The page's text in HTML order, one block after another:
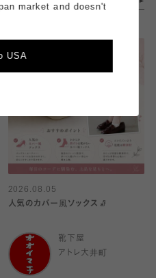
2026.08.05
人気のカバー風ソックス🧦
靴下屋
アトレ大井町
market and doesn't
USA